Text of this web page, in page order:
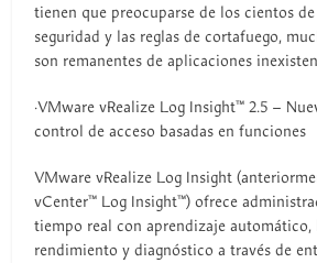
tienen que preocuparse de los cientos
seguridad y las reglas de cortafuego,
son remanentes de aplicaciones
·VMware vRealize Log Insight™ 2.5 –
control de acceso basadas en funciones
VMware vRealize Log Insight
vCenter™ Log Insight™) ofrece
tiempo real con aprendizaje automático,
rendimiento y diagnóstico a través de